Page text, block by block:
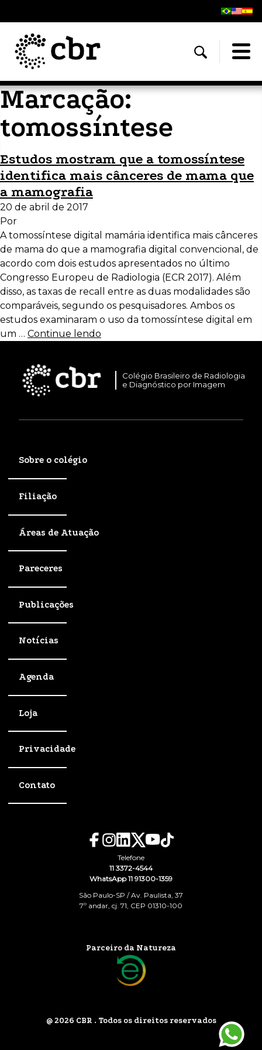
Marcação:
tomossíntese
Estudos mostram que a tomossíntese
identifica mais cânceres de mama que
a mamografia
20 de abril de 2017
Por
A tomossíntese digital mamária identifica mais cânceres
de mama do que a mamografia digital convencional, de
acordo com dois estudos apresentados no último
Congresso Europeu de Radiologia (ECR 2017). Além
disso, as taxas de recall entre as duas modalidades são
comparáveis, segundo os pesquisadores. Ambos os
estudos examinaram o uso da tomossíntese digital em
um … Continue lendo
Colégio Brasileiro de Radiologia
e Diagnóstico por Imagem
Sobre o colégio
Filiação
Áreas de Atuação
Pareceres
Publicações
Notícias
Agenda
Loja
Privacidade
Contato
Telefone
11 3372-4544
WhatsApp 11 91300-1359
São Paulo-SP / Av. Paulista, 37
7º andar, cj. 71, CEP 01310-100
Parceiro da Natureza
@ 2026 CBR . Todos os direitos reservados